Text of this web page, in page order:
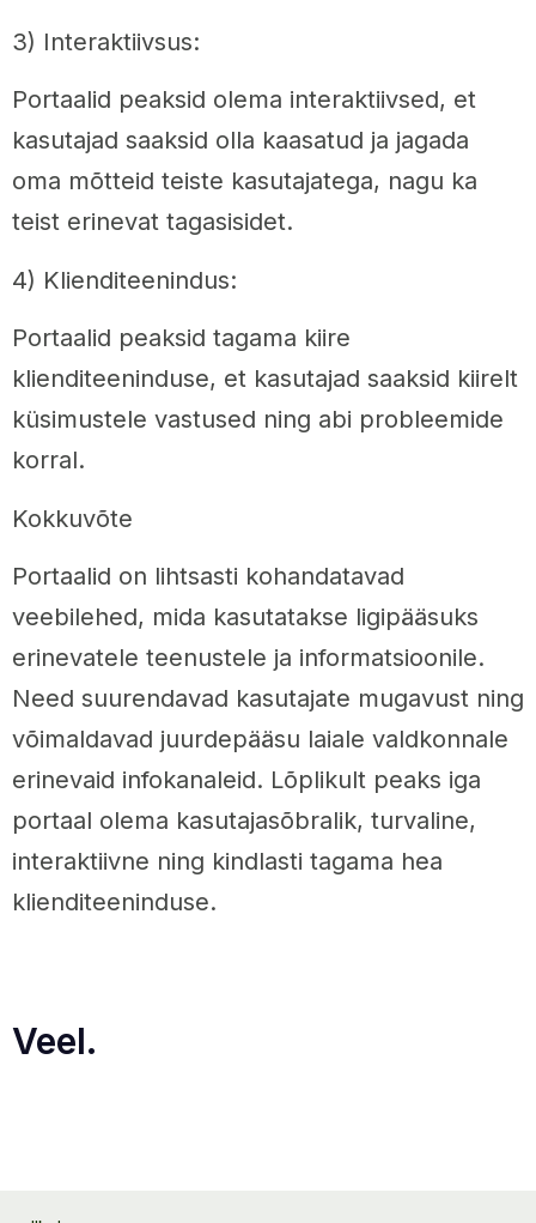
3) Interaktiivsus:
Portaalid peaksid olema interaktiivsed, et
kasutajad saaksid olla kaasatud ja jagada
oma mõtteid teiste kasutajatega, nagu ka
teist erinevat tagasisidet.
4) Klienditeenindus:
Portaalid peaksid tagama kiire
klienditeeninduse, et kasutajad saaksid kiirelt
küsimustele vastused ning abi probleemide
korral.
Kokkuvõte
Portaalid on lihtsasti kohandatavad
veebilehed, mida kasutatakse ligipääsuks
erinevatele teenustele ja informatsioonile.
Need suurendavad kasutajate mugavust ning
võimaldavad juurdepääsu laiale valdkonnale
erinevaid infokanaleid. Lõplikult peaks iga
portaal olema kasutajasõbralik, turvaline,
interaktiivne ning kindlasti tagama hea
klienditeeninduse.
Veel.